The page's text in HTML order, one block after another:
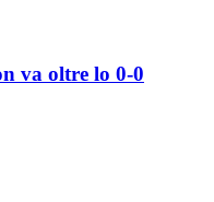
va oltre lo 0-0